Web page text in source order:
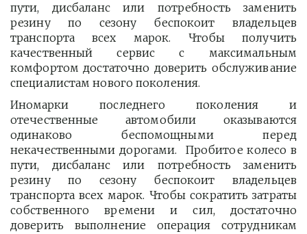
пути, дисбаланс или потребность заменить
резину по сезону беспокоит владельцев
транспорта всех марок. Чтобы получить
качественный сервис с максимальным
комфортом достаточно доверить обслуживание
специалистам нового поколения.
Иномарки последнего поколения и
отечественные автомобили оказываются
одинаково беспомощными перед
некачественными дорогами. Пробитое колесо в
пути, дисбаланс или потребность заменить
резину по сезону беспокоит владельцев
транспорта всех марок. Чтобы сократить затраты
собственного времени и сил, достаточно
доверить выполнение операция сотрудникам